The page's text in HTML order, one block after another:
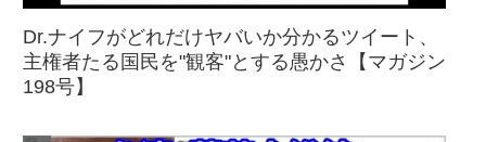
Dr.ナイフがどれだけヤバいか分かるツイート、
主権者たる国民を"観客"とする愚かさ【マガジン
198号】